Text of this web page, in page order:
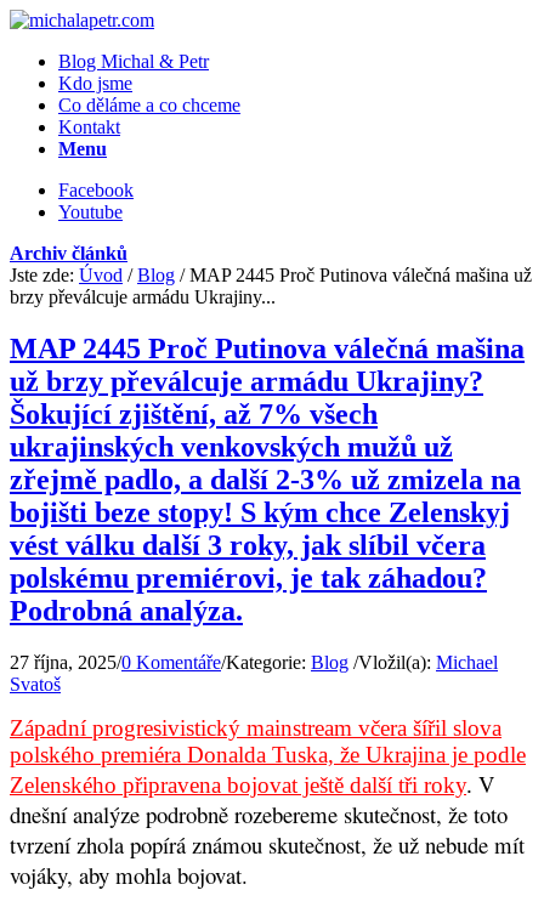
Blog Michal & Petr
Kdo jsme
Co děláme a co chceme
Kontakt
Menu
Facebook
Youtube
Archiv článků
Jste zde: Úvod / Blog / MAP 2445 Proč Putinova válečná mašina už
brzy převálcuje armádu Ukrajiny...
MAP 2445 Proč Putinova válečná mašina
už brzy převálcuje armádu Ukrajiny?
Šokující zjištění, až 7% všech
ukrajinských venkovských mužů už
zřejmě padlo, a další 2-3% už zmizela na
bojišti beze stopy! S kým chce Zelenskyj
vést válku další 3 roky, jak slíbil včera
polskému premiérovi, je tak záhadou?
Podrobná analýza.
27 října, 2025/0 Komentáře/Kategorie: Blog /Vložil(a): Michael
Svatoš
Západní progresivistický mainstream včera šířil slova
polského premiéra Donalda Tuska, že Ukrajina je podle
Zelenského připravena bojovat ještě další tři roky. V
dnešní analýze podrobně rozebereme skutečnost, že toto
tvrzení zhola popírá známou skutečnost, že už nebude mít
vojáky, aby mohla bojovat.